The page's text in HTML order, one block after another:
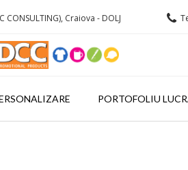
CONSULTING), Craiova - DOLJ
PORTOFOLIU